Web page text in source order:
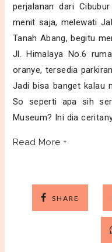
perjalanan dari
menit saja, melewati
Tanah Abang, begitu
Jl. Himalaya No.6
oranye, tersedia
Jadi bisa banget kalau
So seperti apa sih
Museum? Ini dia
Read More +
SHARE